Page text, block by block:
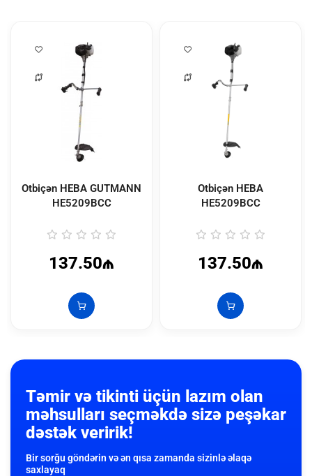
Otbiçən HEBA GUTMANN
HE5209BCC
137.50₼
Otbiçən HEBA
HE5209BCC
137.50₼
Təmir və tikinti üçün lazım olan
məhsulları seçməkdə sizə peşəkar
dəstək veririk!
Bir sorğu göndərin və ən qısa zamanda sizinlə əlaqə
saxlayaq